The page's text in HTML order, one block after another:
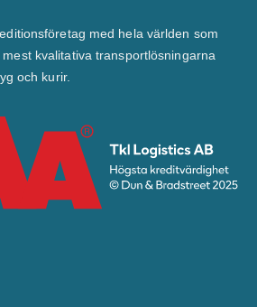
med hela världen som
kvalitativa transportlösningarna
och kurir.